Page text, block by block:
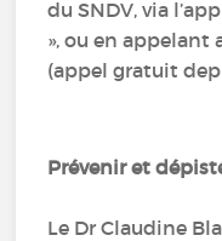
du SNDV, via
», ou en appelant
(appel gratuit
Prévenir et
Le Dr Claudine